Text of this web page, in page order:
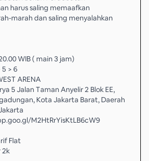
harus saling memaafkan
marah dan saling menyalahkan
WIB ( main 3 jam)
5 > 6
ARENA
5 Jalan Taman Anyelir 2 Blok EE,
Kota Jakarta Barat, Daerah
M2HtRrYisKtLB6cW9
Flat
2k